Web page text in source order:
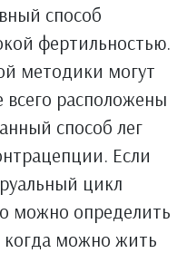
способ
фертильностью.
методики могут
всего расположены
способ лег
Если
цикл
можно определить
когда можно жить